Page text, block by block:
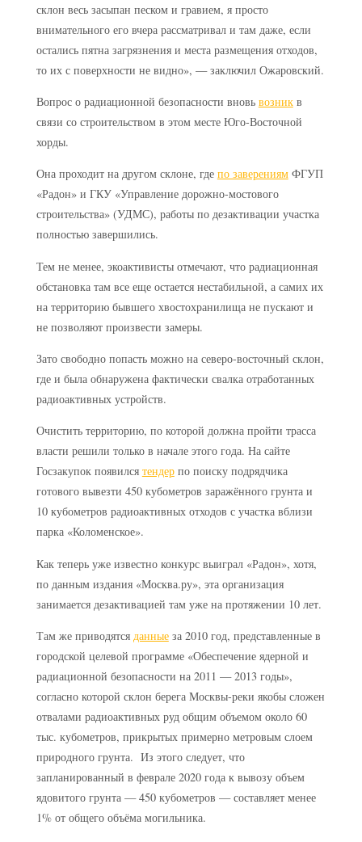
склон весь засыпан песком и гравием, я просто
внимательного его вчера рассматривал и там даже, если
остались пятна загрязнения и места размещения отходов,
то их с поверхности не видно», — заключил Ожаровский.
Вопрос о радиационной безопасности вновь возникв
связи со строительством в этом месте Юго-Восточной
хорды.
Она проходит на другом склоне, где по заверениямФГУП
«Радон» и ГКУ «Управление дорожно-мостового
строительства» (УДМС), работы по дезактивации участка
полностью завершились.
Тем не менее, экоактивисты отмечают, что радиационная
обстановка там все еще остается нестабильной, а самих их
на территорию бывшего хвостохранилища не пускают и
не позволяют произвести замеры.
Зато свободно попасть можно на северо-восточный склон,
где и была обнаружена фактически свалка отработанных
радиоактивных устройств.
Очистить территорию, по которой должна пройти трасса
власти решили только в начале этого года. На сайте
Госзакупок появился тендерпо поиску подрядчика
готового вывезти 450 кубометров заражённого грунта и
10 кубометров радиоактивных отходов с участка вблизи
парка «Коломенское».
Как теперь уже известно конкурс выиграл «Радон», хотя,
по данным издания «Москва.ру», эта организация
занимается дезактивацией там уже на протяжении 10 лет.
Там же приводятся данныеза 2010 год, представленные в
городской целевой программе «Обеспечение ядерной и
радиационной безопасности на 2011 — 2013 годы»,
согласно которой склон берега Москвы-реки якобы сложен
отвалами радиоактивных руд общим объемом около 60
тыс. кубометров, прикрытых примерно метровым слоем
природного грунта. Из этого следует, что
запланированный в феврале 2020 года к вывозу объем
ядовитого грунта — 450 кубометров — составляет менее
1% от общего объёма могильника.